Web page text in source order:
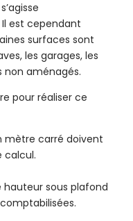
est cependant
surfaces sont
les garages, les
non aménagés.
pour réaliser ce
mètre carré doivent
calcul.
hauteur sous plafond